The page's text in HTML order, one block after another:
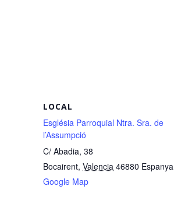
LOCAL
Església Parroquial Ntra. Sra. de
l’Assumpció
C/ Abadia, 38
Bocairent, Valencia 46880 Espanya
Google Map